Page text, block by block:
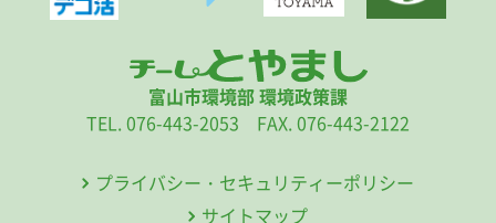
富山市環境部 環境政策課
TEL. 076-443-2053 FAX. 076-443-2122
プライバシー・セキュリティーポリシー
サイトマップ